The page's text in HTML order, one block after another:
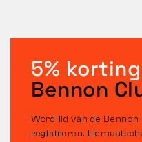
5% korting
Bennon
Word lid van de
registreren.